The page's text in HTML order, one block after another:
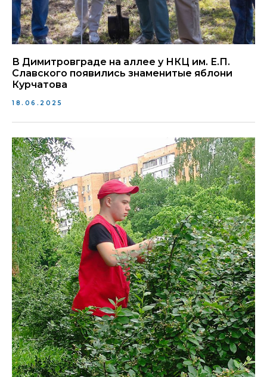
В Димитровграде на аллее у НКЦ им. Е.П.
Славского появились знаменитые яблони
Курчатова
18.06.2025